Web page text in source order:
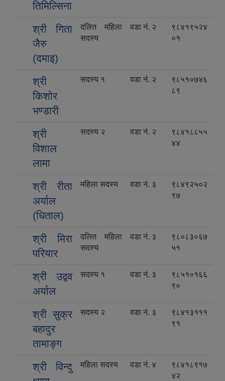
तिमिल्सिना
श्री गिता
जैरु
(दमाइ)
दलित महिला
सदस्य
वडा नं. २
९८४१९५२४
०१
श्री
किशोर
भण्डारी
सदस्य १ वडा नं. २
९८५१०७४६
८९
श्री
विशाल
लामा
सदस्य २ वडा नं. २
९८४१८८५५
४४
श्री रीता
अर्याल
(धिताल)
महिला सदस्य वडा नं. ३
९८४९२५०२
९७
श्री मिरा
परियार
दलित महिला
सदस्य
वडा नं. ३
९८०८३०६७
५१
श्री उद्वव
अर्याल
सदस्य १ वडा नं. ३
९८५१०१६६
९०
श्री सुक्र
बहादुर
तामाङ्ग
सदस्य २ वडा नं. ३
९८४१३१११
९१
श्री विन्दु
महिला सदस्य वडा नं. ४
९८४१८९१७
४२